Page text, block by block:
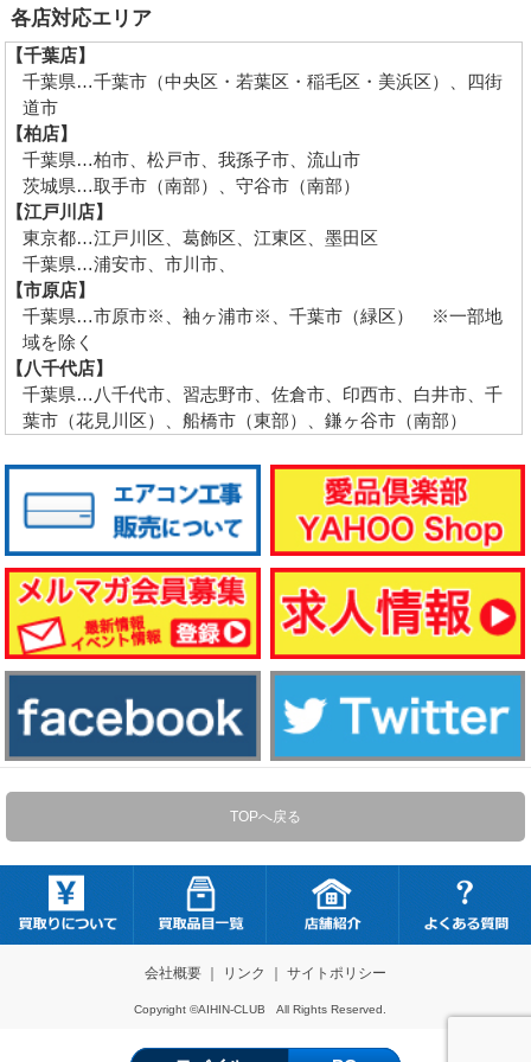
各店対応エリア
【千葉店】
千葉県…千葉市（中央区・若葉区・稲毛区・美浜区）、四街
道市
【柏店】
千葉県…柏市、松戸市、我孫子市、流山市
茨城県…取手市（南部）、守谷市（南部）
【江戸川店】
東京都…江戸川区、葛飾区、江東区、墨田区
千葉県…浦安市、市川市、
【市原店】
千葉県…市原市※、袖ヶ浦市※、千葉市（緑区） ※一部地
域を除く
【八千代店】
千葉県…八千代市、習志野市、佐倉市、印西市、白井市、千
葉市（花見川区）、船橋市（東部）、鎌ヶ谷市（南部）
TOPへ戻る
会社概要｜ リンク サイトポリシー
Copyright ©AIHIN-CLUB All Rights Reserved.